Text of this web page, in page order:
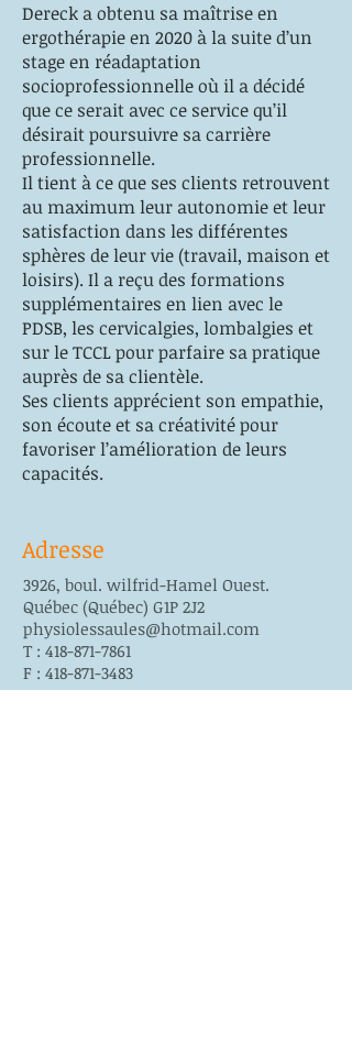
Dereck a obtenu sa maîtrise en
ergothérapie en 2020 à la suite d’un
stage en réadaptation
socioprofessionnelle où il a décidé
que ce serait avec ce service qu’il
désirait poursuivre sa carrière
professionnelle.
Il tient à ce que ses clients retrouvent
au maximum leur autonomie et leur
satisfaction dans les différentes
sphères de leur vie (travail, maison et
loisirs). Il a reçu des formations
supplémentaires en lien avec le
PDSB, les cervicalgies, lombalgies et
sur le TCCL pour parfaire sa pratique
auprès de sa clientèle.
Ses clients apprécient son empathie,
son écoute et sa créativité pour
favoriser l’amélioration de leurs
capacités.
Adresse
3926, boul. wilfrid-Hamel Ouest.
Québec (Québec) G1P 2J2
physiolessaules@hotmail.com
T : 418-871-7861
F : 418-871-3483